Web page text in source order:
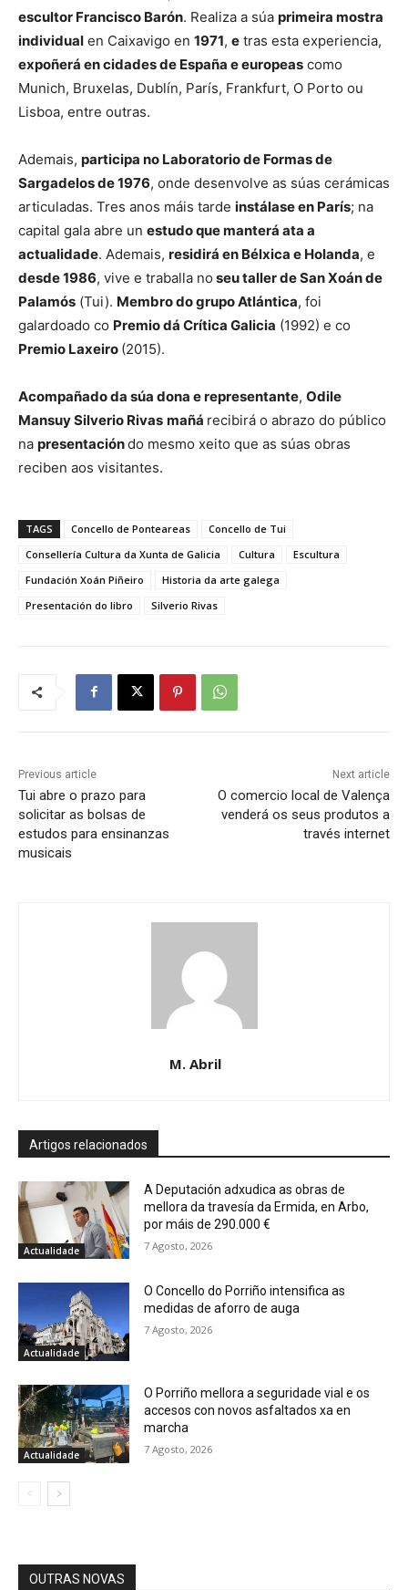
escultor Francisco Barón. Realiza a súa primeira mostra
individual en Caixavigo en 1971, e tras esta experiencia,
expoñerá en cidades de España e europeas como
Munich, Bruxelas, Dublín, París, Frankfurt, O Porto ou
Lisboa, entre outras.
Ademais, participa no Laboratorio de Formas de
Sargadelos de 1976, onde desenvolve as súas cerámicas
articuladas. Tres anos máis tarde instálase en París; na
capital gala abre un estudo que manterá ata a
actualidade. Ademais, residirá en Bélxica e Holanda, e
desde 1986, vive e traballa no seu taller de San Xoán de
Palamós (Tui). Membro do grupo Atlántica, foi
galardoado co Premio dá Crítica Galicia (1992) e co
Premio Laxeiro (2015).
Acompañado da súa dona e representante, Odile
Mansuy Silverio Rivas mañá recibirá o abrazo do público
na presentacióndo mesmo xeito que as súas obras
reciben aos visitantes.
TAGS Concello de Ponteareas
Concello de Tui
Consellería Cultura da Xunta de Galicia
Cultura
Escultura
Fundación Xoán Piñeiro
Historia da arte galega
Presentación do libro
Silverio Rivas
Previous article
Tui abre o prazo para
solicitar as bolsas de
estudos para ensinanzas
musicais
Next article
O comercio local de Valença
venderá os seus produtos a
través internet
M. Abril
Artigos relacionados
Actualidade
A Deputación adxudica as obras de
mellora da travesía da Ermida, en Arbo,
por máis de 290.000 €
7 Agosto, 2026
Actualidade
O Concello do Porriño intensifica as
medidas de aforro de auga
7 Agosto, 2026
Actualidade
O Porriño mellora a seguridade vial e os
accesos con novos asfaltados xa en
marcha
7 Agosto, 2026
OUTRAS NOVAS